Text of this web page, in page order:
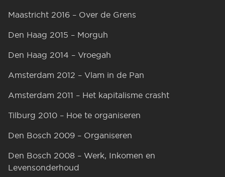
Maastricht 2016 – Over de Grens
Den Haag 2015 – Morguh
Den Haag 2014 – Vroegah
Amsterdam 2012 – Vlam in de Pan
Amsterdam 2011 – Het kapitalisme crasht
Tilburg 2010 – Hoe te organiseren
Den Bosch 2009 – Organiseren
Den Bosch 2008 – Werk, Inkomen en
Levensonderhoud